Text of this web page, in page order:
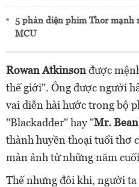
5 phản diện phim Thor mạnh
MCU
Rowan Atkinsonđược
thế giới". Ông được người
vai diễn hài hước trong bộ
"Blackadder" hay "Mr. Bean
thành huyền thoại tuổi thơ
màn ảnh từ những năm
Thế nhưng đôi khi, người